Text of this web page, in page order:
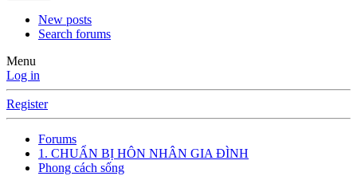
New posts
Search forums
Menu
Log in
Register
Forums
1. CHUẨN BỊ HÔN NHÂN GIA ĐÌNH
Phong cách sống